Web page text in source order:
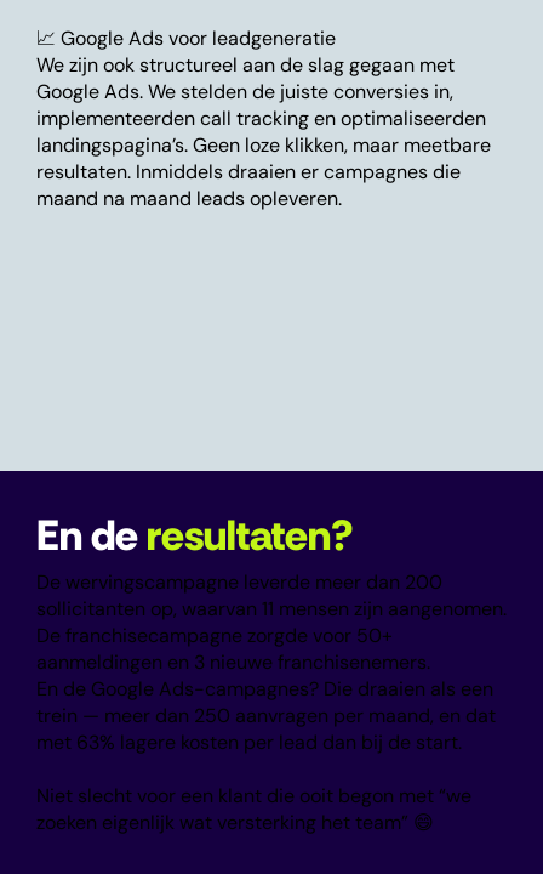
📈 Google Ads voor leadgeneratie
We zijn ook structureel aan de slag gegaan met
Google Ads. We stelden de juiste conversies in,
implementeerden call tracking en optimaliseerden
landingspagina’s. Geen loze klikken, maar meetbare
resultaten. Inmiddels draaien er campagnes die
maand na maand leads opleveren.
En deresultaten?
De wervingscampagne leverde meer dan 200
sollicitanten op, waarvan 11 mensen zijn aangenomen.
De franchisecampagne zorgde voor 50+
aanmeldingen en 3 nieuwe franchisenemers.
En de Google Ads-campagnes? Die draaien als een
trein — meer dan 250 aanvragen per maand, en dat
met 63% lagere kosten per lead dan bij de start.
Niet slecht voor een klant die ooit begon met “we
zoeken eigenlijk wat versterking het team” 😄